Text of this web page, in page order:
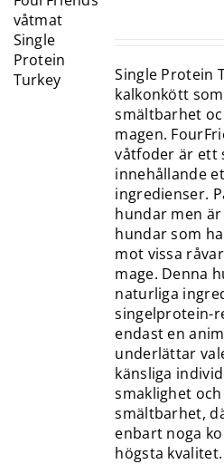
Single Protein
kalkonkött
smältbarhet
magen.
våtfoder är ett
innehållande
ingredienser.
hundar men
hundar som
mot vissa
mage. Denna
naturliga
singelprotein-
endast en
underlättar
känsliga
smaklighet
smältbarhet,
enbart noga
högsta kvalitet.